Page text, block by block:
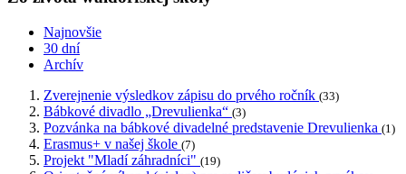
Najnovšie
30 dní
Archív
Zverejnenie výsledkov zápisu do prvého ročník (33)
Bábkové divadlo „Drevulienka“ (3)
Pozvánka na bábkové divadelné predstavenie Drevulienka (1)
Erasmus+ v našej škole (7)
Projekt "Mladí záhradníci" (19)